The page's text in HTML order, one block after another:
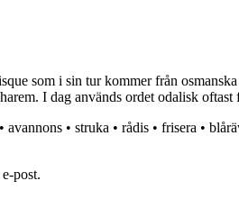
som i sin tur kommer från
I dag används ordet odalisk
• avannons • struka • rådis • frisera •
post.